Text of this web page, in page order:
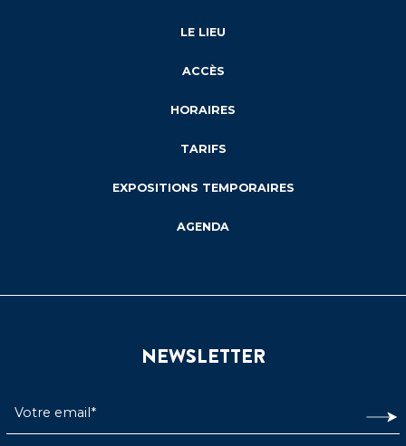
LE LIEU
ACCÈS
HORAIRES
TARIFS
EXPOSITIONS TEMPORAIRES
AGENDA
NEWSLETTER